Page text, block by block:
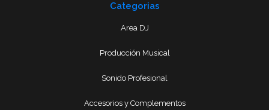
Categorias
Area DJ
Producción Musical
Sonido Profesional
Accesorios y Complementos